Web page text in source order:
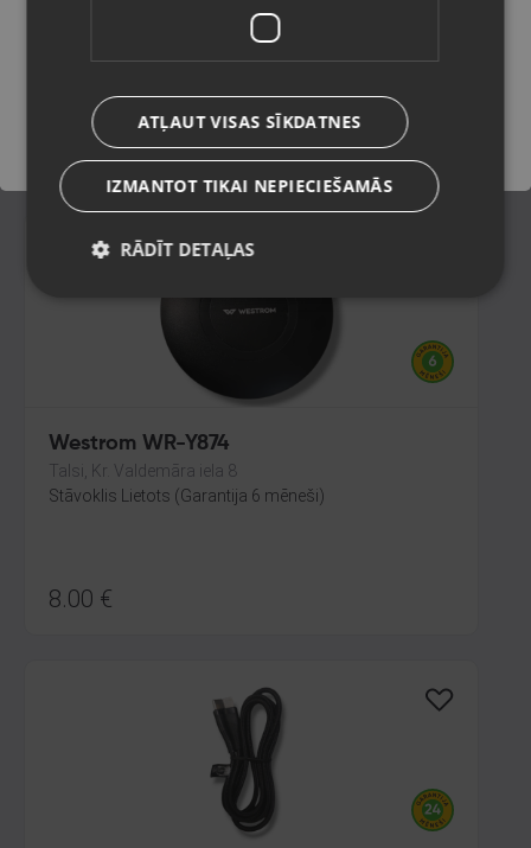
Stāvoklis Jauns (Garantija 24 mēneši)
€
Westrom WR-Y874
Talsi, Kr. Valdemāra iela 8
Stāvoklis Lietots (Garantija 6 mēneši)
8.00 €
Saglabāt
ATĻAUT VISAS SĪKDATNES
IZMANTOT TIKAI NEPIECIEŠAMĀS
RĀDĪT DETAĻAS